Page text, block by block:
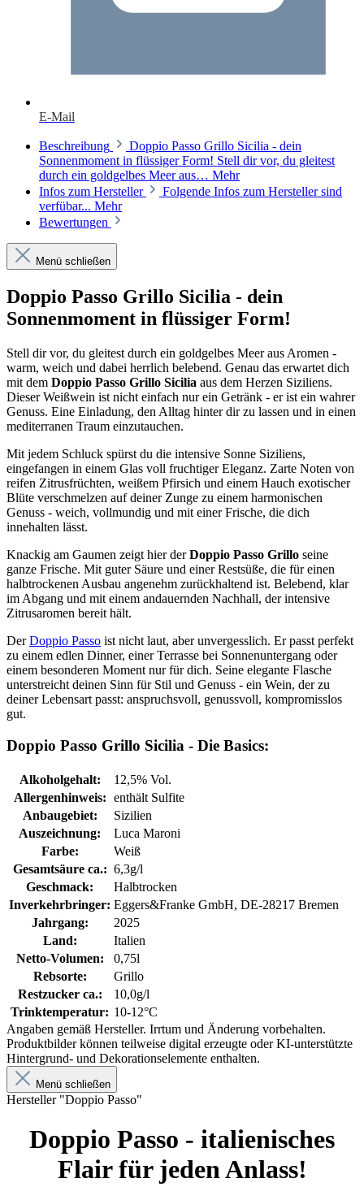
E-Mail
Beschreibung
Doppio Passo Grillo Sicilia - dein
Sonnenmoment in flüssiger Form! Stell dir vor, du gleitest
durch ein goldgelbes Meer aus… Mehr
Infos zum Hersteller
Folgende Infos zum Hersteller sind
verfübar... Mehr
Bewertungen
Menü schließen
Doppio Passo Grillo Sicilia - dein
Sonnenmoment in flüssiger Form!
Stell dir vor, du gleitest durch ein goldgelbes Meer aus Aromen -
warm, weich und dabei herrlich belebend. Genau das erwartet dich
mit dem Doppio Passo Grillo Sicilia aus dem Herzen Siziliens.
Dieser Weißwein ist nicht einfach nur ein Getränk - er ist ein wahrer
Genuss. Eine Einladung, den Alltag hinter dir zu lassen und in einen
mediterranen Traum einzutauchen.
Mit jedem Schluck spürst du die intensive Sonne Siziliens,
eingefangen in einem Glas voll fruchtiger Eleganz. Zarte Noten von
reifen Zitrusfrüchten, weißem Pfirsich und einem Hauch exotischer
Blüte verschmelzen auf deiner Zunge zu einem harmonischen
Genuss - weich, vollmundig und mit einer Frische, die dich
innehalten lässt.
Knackig am Gaumen zeigt hier derDoppio Passo Grillo seine
ganze Frische. Mit guter Säure und einer Restsüße, die für einen
halbtrockenen Ausbau angenehm zurückhaltend ist. Belebend, klar
im Abgang und mit einem andauernden Nachhall, der intensive
Zitrusaromen bereit hält.
DerDoppio Passo ist nicht laut, aber unvergesslich. Er passt perfekt
zu einem edlen Dinner, einer Terrasse bei Sonnenuntergang oder
einem besonderen Moment nur für dich. Seine elegante Flasche
unterstreicht deinen Sinn für Stil und Genuss - ein Wein, der zu
deiner Lebensart passt: anspruchsvoll, genussvoll, kompromisslos
gut.
Doppio Passo Grillo Sicilia - Die Basics:
Alkoholgehalt:
12,5% Vol.
Allergenhinweis: enthält Sulfite
Anbaugebiet:
Sizilien
Auszeichnung:
Luca Maroni
Farbe:
Weiß
Gesamtsäure ca.: 6,3g/l
Geschmack:
Halbtrocken
Inverkehrbringer: Eggers&Franke GmbH, DE-28217 Bremen
Jahrgang:
2025
Land:
Italien
Netto-Volumen:
0,75l
Rebsorte:
Grillo
Restzucker ca.:
10,0g/l
Trinktemperatur: 10-12°C
Angaben gemäß Hersteller. Irrtum und Änderung vorbehalten.
Produktbilder können teilweise digital erzeugte oder KI-unterstützte
Hintergrund- und Dekorationselemente enthalten.
Menü schließen
Hersteller "Doppio Passo"
Doppio Passo - italienisches
Flair für jeden Anlass!